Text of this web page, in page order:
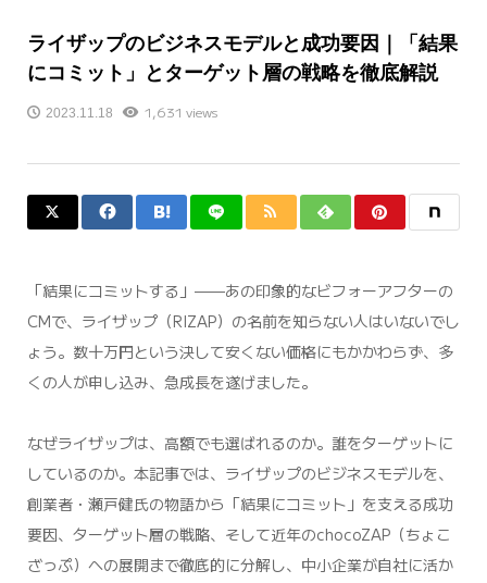
ライザップのビジネスモデルと成功要因｜「結果
にコミット」とターゲット層の戦略を徹底解説
2023.11.18 1,631 views
「結果にコミットする」——あの印象的なビフォーアフターの
CMで、ライザップ（RIZAP）の名前を知らない人はいないでし
ょう。数十万円という決して安くない価格にもかかわらず、多
くの人が申し込み、急成長を遂げました。
なぜライザップは、高額でも選ばれるのか。誰をターゲットに
しているのか。本記事では、ライザップのビジネスモデルを、
創業者・瀬戸健氏の物語から「結果にコミット」を支える成功
要因、ターゲット層の戦略、そして近年のchocoZAP（ちょこ
ざっぷ）への展開まで徹底的に分解し、中小企業が自社に活か